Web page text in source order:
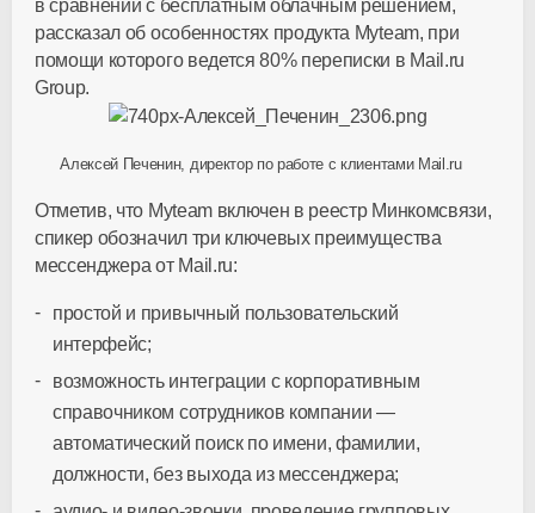
в сравнении с бесплатным облачным решением,
рассказал об особенностях продукта Myteam, при
помощи которого ведется 80% переписки в Mail.ru
Group.
Алексей Печенин, директор по работе с клиентами Mail.ru
Отметив, что Myteam включен в реестр Минкомсвязи,
спикер обозначил три ключевых преимущества
мессенджера от Mail.ru:
простой и привычный пользовательский
интерфейс;
возможность интеграции с корпоративным
справочником сотрудников компании —
автоматический поиск по имени, фамилии,
должности, без выхода из мессенджера;